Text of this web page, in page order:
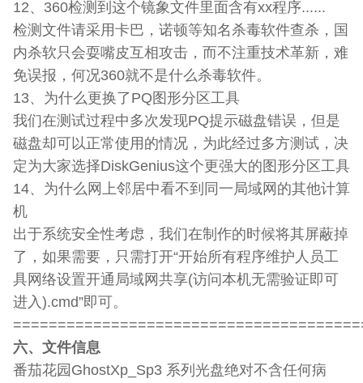
12、360检测到这个镜象文件里面含有xx程序......
检测文件请采用卡巴，诺顿等知名杀毒软件查杀，国
内杀软只会耍嘴皮互相攻击，而不注重技术革新，难
免误报，何况360就不是什么杀毒软件。
13、为什么更换了PQ图形分区工具
我们在测试过程中多次发现PQ提示磁盘错误，但是
磁盘却可以正常使用的情况，为此经过多方测试，决
定为大家选择DiskGenius这个更强大的图形分区工具
14、为什么网上邻居中看不到同一局域网的其他计算
机
出于系统安全性考虑，我们在制作的时候将其屏蔽掉
了，如果需要，只需打开“开始所有程序维护人员工
具网络设置开通局域网共享(访问本机无需验证即可
进入).cmd”即可。
六、文件信息
番茄花园GhostXp_Sp3 系列光盘绝对不含任何病